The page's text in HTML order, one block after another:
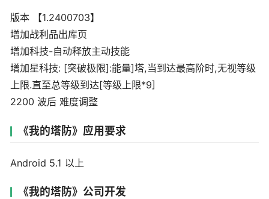
版本 【1.2400703】
增加战利品出库页
增加科技-自动释放主动技能
增加星科技: [突破极限]:能量]塔,当到达最高阶时,无视等级
上限.直至总等级到达[等级上限*9]
2200 波后 难度调整
《我的塔防》应用要求
Android 5.1 以上
《我的塔防》公司开发